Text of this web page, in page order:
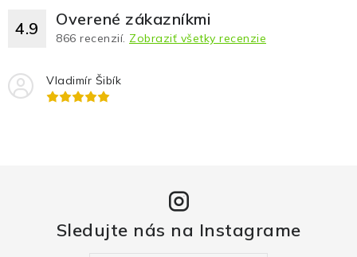
4.9 Overené zákazníkmi
866 recenzií. Zobraziť všetky recenzie
Vladimír Šibík
Sledujte nás na Instagrame